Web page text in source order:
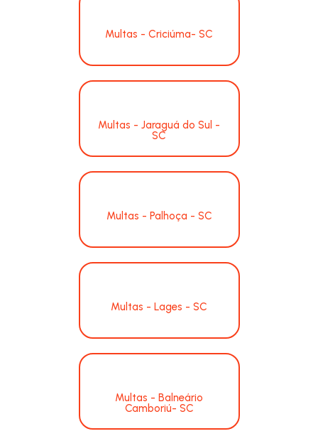
Multas - Criciúma- SC
Multas - Jaraguá do Sul -
SC
Multas - Palhoça - SC
Multas - Lages - SC
Multas - Balneário
Camboriú- SC